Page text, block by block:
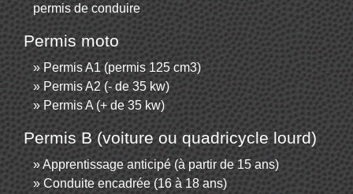
permis de conduire
Permis moto
Permis A1 (permis 125 cm3)
Permis A2 (- de 35 kw)
Permis A (+ de 35 kw)
Permis B (voiture ou quadricycle lourd)
Apprentissage anticipé (à partir de 15 ans)
Conduite encadrée (16 à 18 ans)